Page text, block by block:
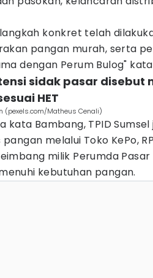
konkret telah
pangan murah, serta
dengan Perum Bulog"
sidak pasar
HET
(pexels.com/Matheus Cenali)
kata Bambang, TPID
melalui Toko KePo,
milik Perumda
kebutuhan pangan.